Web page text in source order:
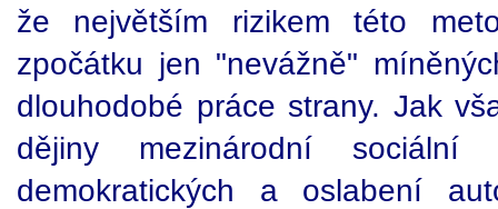
že největším rizikem této
zpočátku jen "nevážně"
dlouhodobé práce strany. Jak
dějiny mezinárodní sociální
demokratických a oslabení